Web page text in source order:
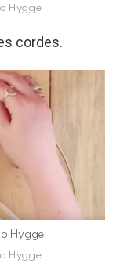
Hygge
cordes.
Hygge
Hygge